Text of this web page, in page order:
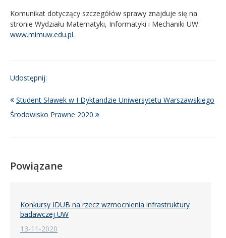
Komunikat dotyczący szczegółów sprawy znajduje się na
stronie Wydziału Matematyki, Informatyki i Mechaniki UW:
www.mimuw.edu.pl.
Udostępnij:
Student Sławek w I Dyktandzie Uniwersytetu Warszawskiego
Środowisko Prawne 2020
Powiązane
Konkursy IDUB na rzecz wzmocnienia infrastruktury
badawczej UW
13-11-2020